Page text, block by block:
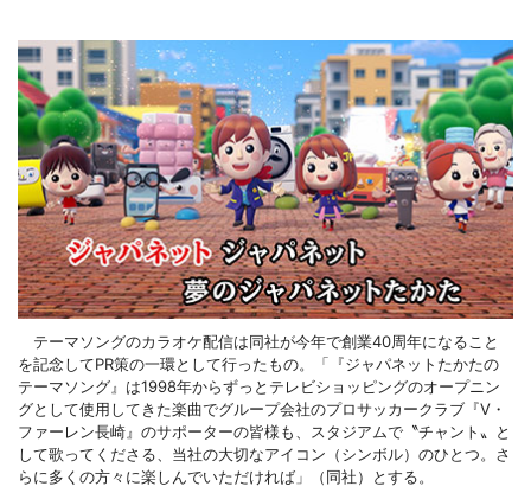
テーマソングのカラオケ配信は同社が今年で創業40周年になること
を記念してPR策の一環として行ったもの。「『ジャパネットたかたの
テーマソング』は1998年からずっとテレビショッピングのオープニン
グとして使用してきた楽曲でグループ会社のプロサッカークラブ『V・
ファーレン長崎』のサポーターの皆様も、スタジアムで〝チャント〟と
して歌ってくださる、当社の大切なアイコン（シンボル）のひとつ。さ
らに多くの方々に楽しんでいただければ」（同社）とする。